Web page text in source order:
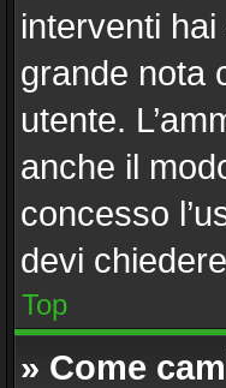
interventi
grande nota
utente.
anche il
concesso
devi
Top
» Come